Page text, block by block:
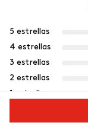
5 estrellas
4 estrellas
3 estrellas
2 estrellas
1 estrella